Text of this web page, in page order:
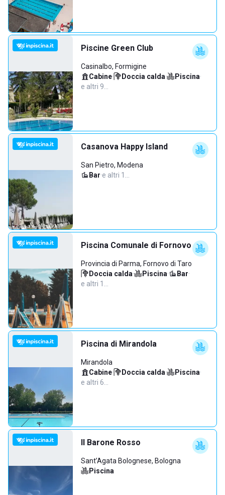
Piscine Green Club
Casinalbo, Formigine
Cabine· Doccia calda· Piscina·
e altri 9…
Casanova Happy Island
San Pietro, Modena
Bar·e altri 1…
Piscina Comunale di Fornovo
Provincia di Parma, Fornovo di Taro
Doccia calda· Piscina· Bar·
e altri 1…
Piscina di Mirandola
Mirandola
Cabine· Doccia calda· Piscina·
e altri 6…
Il Barone Rosso
Sant’Agata Bolognese, Bologna
Piscina